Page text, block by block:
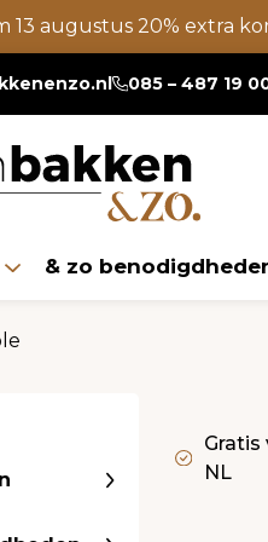
13 augustus 20% extra
085 – 487 19
& zo
Gratis
NL